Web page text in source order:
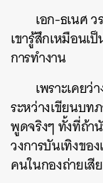
เอก-ธเนศ
เขารู้สึกเหมือนเ
การทำงาน
เพราะเคย
ระหว่างเขียนบท
พูดจริงๆ ทั้งที่ถ้า
วงการบันเทิงขอ
คนในกองถ่ายเสี